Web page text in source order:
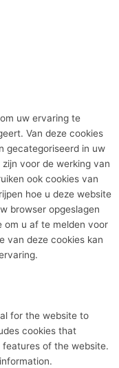
uw ervaring te
Van deze cookies
gecategoriseerd in uw
voor de werking van
ook cookies van
hoe u deze website
browser opgeslagen
om u af te melden voor
van deze cookies kan
for the website to
cookies that
of the website.